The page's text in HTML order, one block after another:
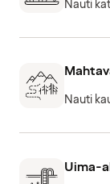
Nauti
Nauti
Uima-